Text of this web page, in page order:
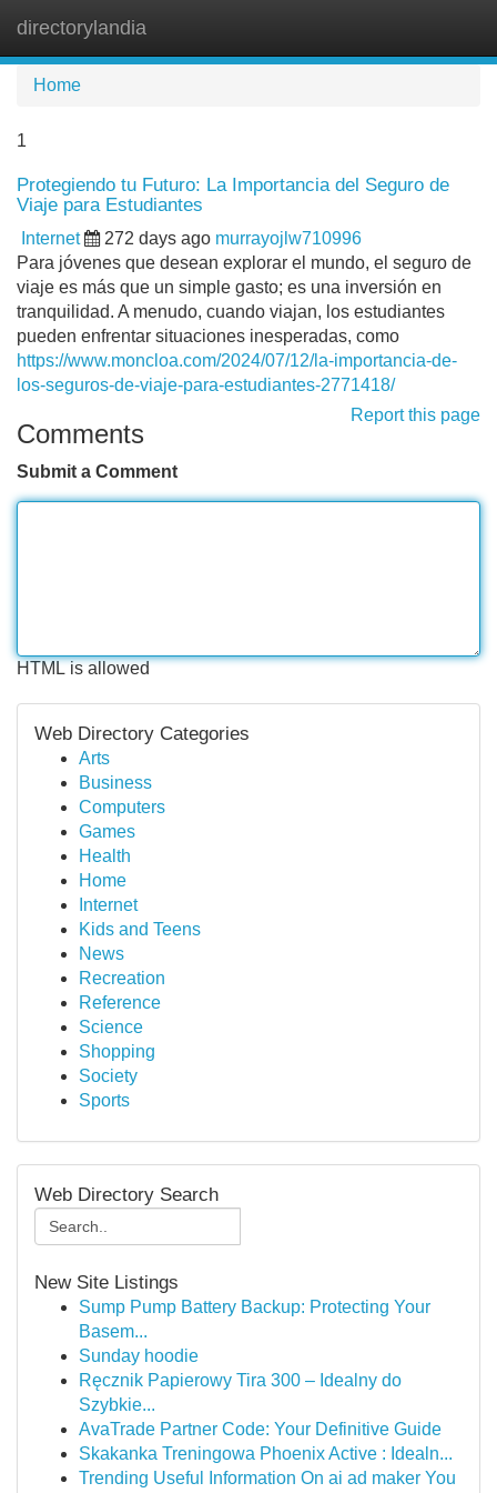
directorylandia
Home
1
Protegiendo tu Futuro: La Importancia del Seguro de
Viaje para Estudiantes
Internet 272 days ago murrayojlw710996
Para jóvenes que desean explorar el mundo, el seguro de
viaje es más que un simple gasto; es una inversión en
tranquilidad. A menudo, cuando viajan, los estudiantes
pueden enfrentar situaciones inesperadas, como
https://www.moncloa.com/2024/07/12/la-importancia-de-
los-seguros-de-viaje-para-estudiantes-2771418/
Report this page
Comments
Submit a Comment
HTML is allowed
Web Directory Categories
Arts
Business
Computers
Games
Health
Home
Internet
Kids and Teens
News
Recreation
Reference
Science
Shopping
Society
Sports
Web Directory Search
New Site Listings
Sump Pump Battery Backup: Protecting Your
Basem...
Sunday hoodie
Ręcznik Papierowy Tira 300 – Idealny do
Szybkie...
AvaTrade Partner Code: Your Definitive Guide
Skakanka Treningowa Phoenix Active : Idealn...
Trending Useful Information On ai ad maker You